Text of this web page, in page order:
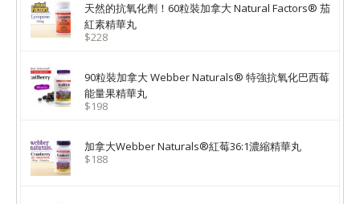
天然的抗氧化劑！60粒裝加拿大 Natural Factors® 茄
紅素精華丸
$228
90粒裝加拿大 Webber Naturals® 特強抗氧化巴西莓
能量果精華丸
$198
加拿大Webber Naturals®紅莓36:1濃縮精華丸
$188